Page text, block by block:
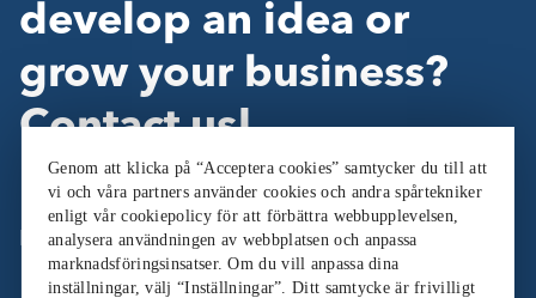
develop an idea or
grow your business?
Contact us!
Follow Us:
Genom att klicka på “Acceptera cookies” samtycker du till att
vi och våra partners använder cookies och andra spårtekniker
enligt vår cookiepolicy för att förbättra webbupplevelsen,
analysera användningen av webbplatsen och anpassa
marknadsföringsinsatser. Om du vill anpassa dina
inställningar, välj “Inställningar”. Ditt samtycke är frivilligt